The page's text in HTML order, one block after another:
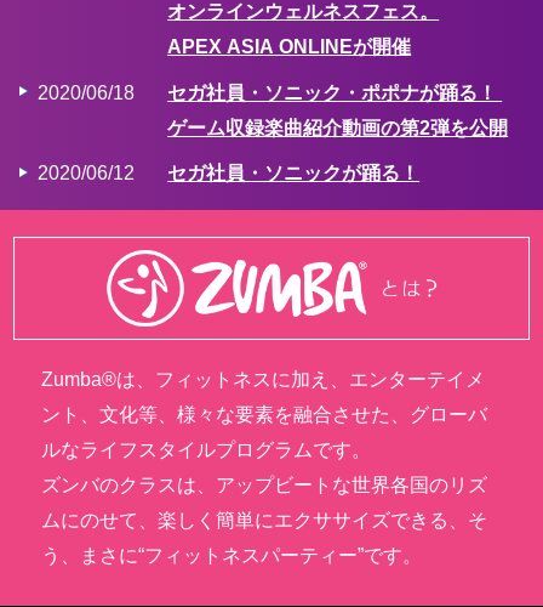
オンラインウェルネスフェス。
APEX ASIA ONLINEが開催
2020/06/18
セガ社員・ソニック・ポポナが踊る！
ゲーム収録楽曲紹介動画の第2弾を公開
2020/06/12
セガ社員・ソニックが踊る！
ゲーム収録楽曲紹介動画の第1弾を公開
2020/05/26
公式PV第2弾公開！
ノリノリ音楽に合わせて脂肪燃焼！
2020/03/18 公式PV第1弾公開！
2020/02/20 公式サイトオープン
Zumba®は、フィットネスに加え、エンターテイメ
ント、文化等、様々な要素を融合させた、グローバ
ルなライフスタイルプログラムです。
ズンバのクラスは、アップビートな世界各国のリズ
ムにのせて、楽しく簡単にエクササイズできる、そ
う、まさに“フィットネスパーティー”です。